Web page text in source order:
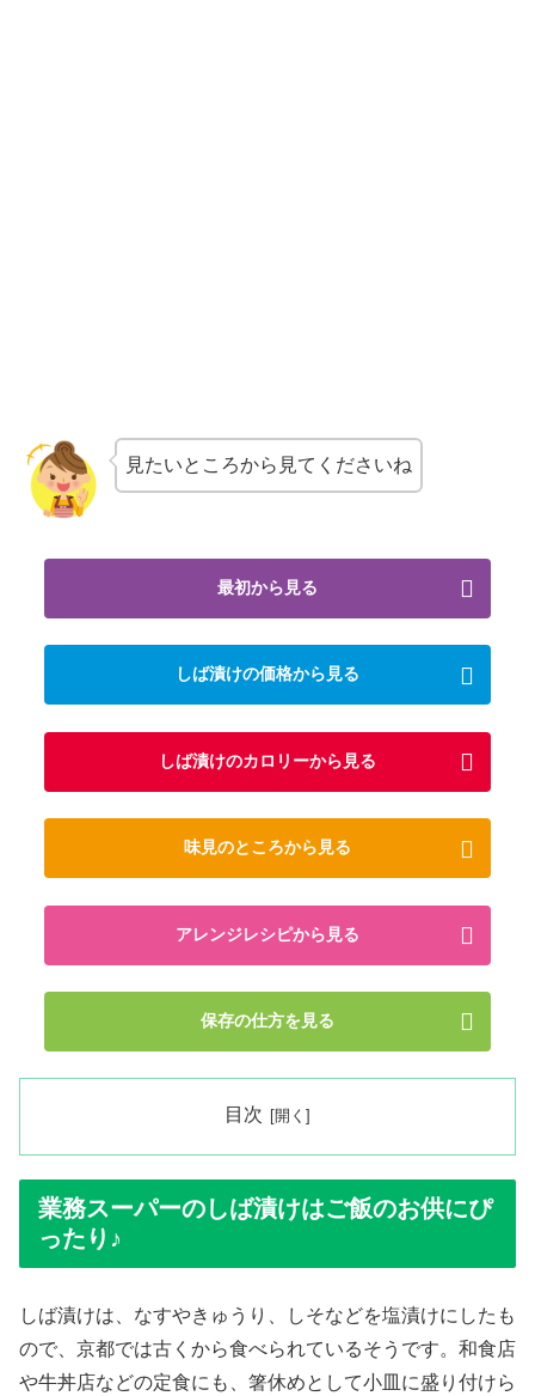
見たいところから見てくださいね
最初から見る
しば漬けの価格から見る
しば漬けのカロリーから見る
味見のところから見る
アレンジレシピから見る
保存の仕方を見る
目次
業務スーパーのしば漬けはご飯のお供にぴ
ったり♪
しば漬けは、なすやきゅうり、しそなどを塩漬けにしたも
ので、京都では古くから食べられているそうです。和食店
や牛丼店などの定食にも、箸休めとして小皿に盛り付けら